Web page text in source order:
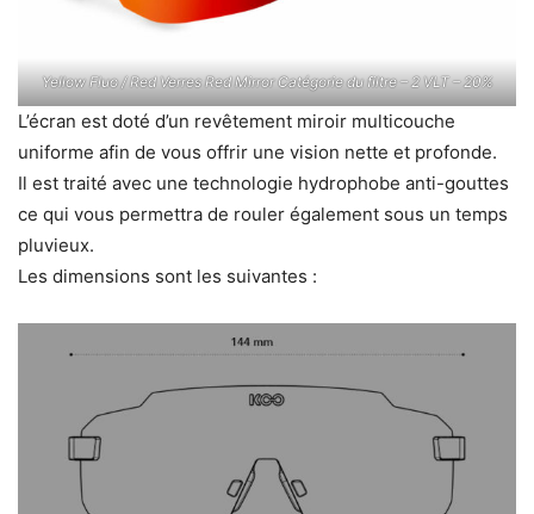
Yellow Fluo / Red Verres Red Mirror Catégorie du filtre – 2 VLT – 20%
L’écran est doté d’un revêtement miroir multicouche
uniforme afin de vous offrir une vision nette et profonde.
Il est traité avec une technologie hydrophobe anti-gouttes
ce qui vous permettra de rouler également sous un temps
pluvieux.
Les dimensions sont les suivantes :